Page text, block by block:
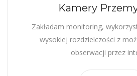
Kamery
Zakładam monitoring,
wysokiej rozdzielczości z
obserwacji przez